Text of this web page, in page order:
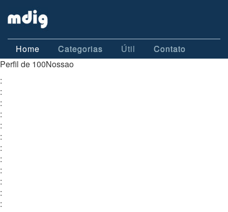
Home Categorias Útil
Contato
Perfil de 100Nossao
:
:
:
:
:
:
:
:
:
:
:
: